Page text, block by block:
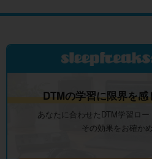
DTMの学習に限界を感
あなたに合わせたDTM学習ロー
その効果をお確か